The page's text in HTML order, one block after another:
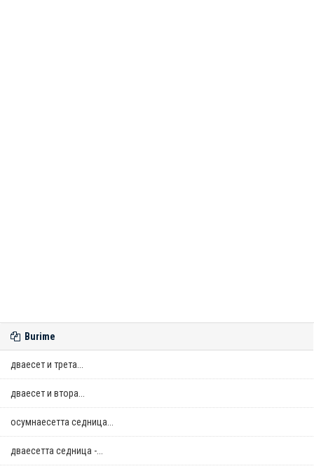
Burime
дваесет и трета...
дваесет и втора...
осумнaесетта седница...
дваесетта седница -...